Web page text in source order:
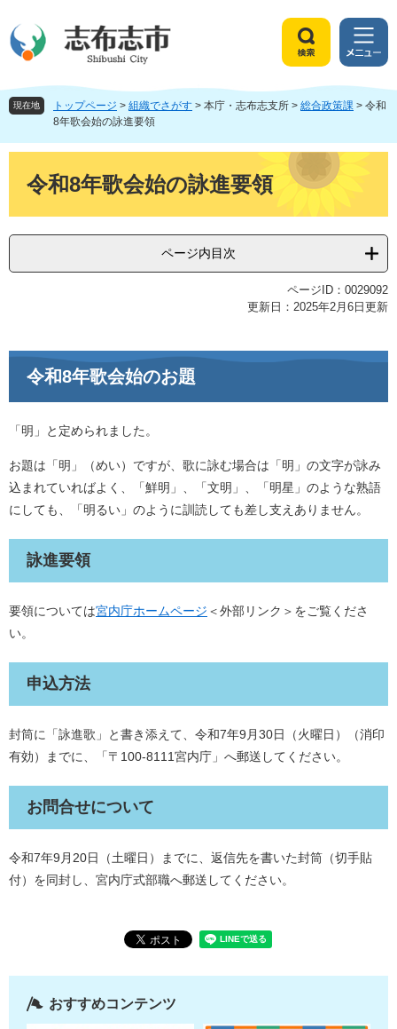
ジ
頭
ュ
飛
へ
索
メ
ニ
ュ
ー
現在地 トップページ > 組織でさがす > 本庁・志布志支所 > 総合政策課 > 令和
8年歌会始の詠進要領
令和8年歌会始の詠進要領
ページ内目次
ページID：0029092
更新日：2025年2月6日更新
​令和8年歌会始のお題
「明」と定められました。
お題は「明」（めい）ですが、歌に詠む場合は「明」の文字が詠み
込まれていればよく、「鮮明」、「文明」、「明星」のような熟語
にしても、「明るい」のように訓読しても差し支えありません。
詠進要領
要領については宮内庁ホームページ ＜外部リンク＞ をご覧くださ
い。
申込方法
封筒に「詠進歌」と書き添えて、令和7年9月30日（火曜日）（消印
有効）までに、「〒100-8111宮内庁」へ郵送してください。
お問合せについて
令和7年9月20日（土曜日）までに、返信先を書いた封筒（切手貼
付）を同封し、宮内庁式部職へ郵送してください。
おすすめコンテンツ